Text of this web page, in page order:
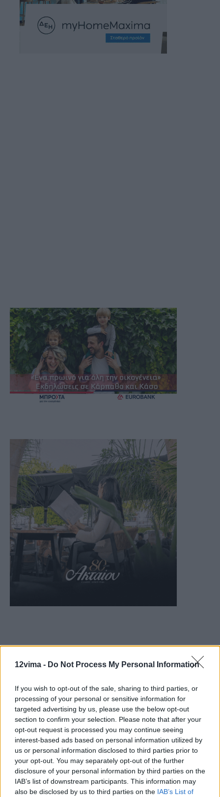
12vima - Do Not Process My Personal Information
If you wish to opt-out of the sale, sharing to third parties, or
processing of your personal or sensitive information for
targeted advertising by us, please use the below opt-out
section to confirm your selection. Please note that after your
opt-out request is processed you may continue seeing
interest-based ads based on personal information utilized by
us or personal information disclosed to third parties prior to
your opt-out. You may separately opt-out of the further
disclosure of your personal information by third parties on the
IAB’s list of downstream participants. This information may
also be disclosed by us to third parties on the IAB’s List of